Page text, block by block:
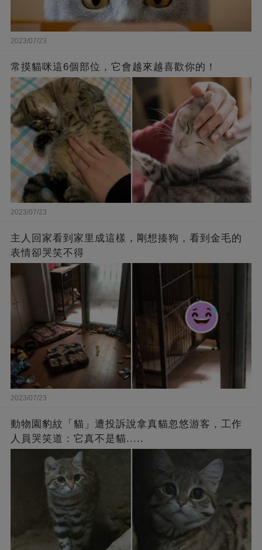
2023/07/23
常摸貓咪這6個部位，它會越來越喜歡你的！
2023/07/23
主人回家看到家里成這樣，剛想揍狗，看到金毛的
表情卻哭笑不得
2023/07/23
動物園豹紋「貓」遭投訴說拿真貓忽悠游客，工作
人員哭笑道：它真不是貓.....